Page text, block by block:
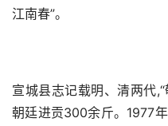
江南春”。
宣城县志记载明、清两代
朝廷进贡300余斤。1977